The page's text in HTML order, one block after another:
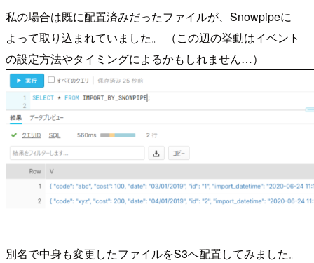
私の場合は既に配置済みだったファイルが、Snowpipeに
よって取り込まれていました。 （この辺の挙動はイベント
の設定方法やタイミングによるかもしれません…）
別名で中身も変更したファイルをS3へ配置してみました。